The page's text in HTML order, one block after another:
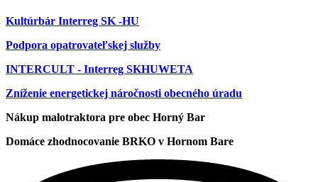
Kultúrbár Interreg SK -HU
Podpora opatrovateľskej služby
INTERCULT - Interreg SKHUWETA
Zníženie energetickej náročnosti obecného úradu
Nákup malotraktora pre obec Horný Bar
Domáce zhodnocovanie BRKO v Hornom Bare